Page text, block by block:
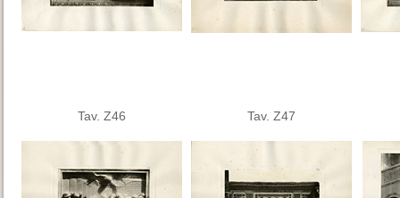
Tav. Z46 Tav. Z47